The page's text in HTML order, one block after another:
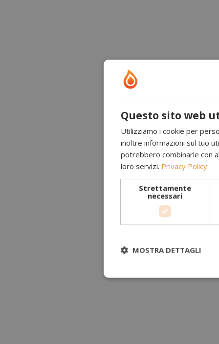
Questo sito web
Utilizziamo i cookie per
inoltre informazioni sul tuo
potrebbero combinarle con
loro servizi. Privacy Policy
Strettamente
necessari
MOSTRA DETTAGLI